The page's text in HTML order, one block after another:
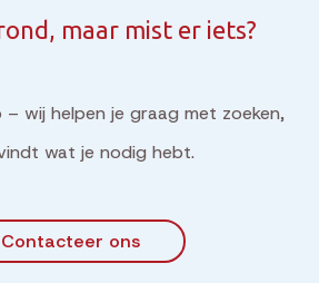
maar mist er iets?
wij helpen je graag met zoeken,
wat je nodig hebt.
Contacteer ons